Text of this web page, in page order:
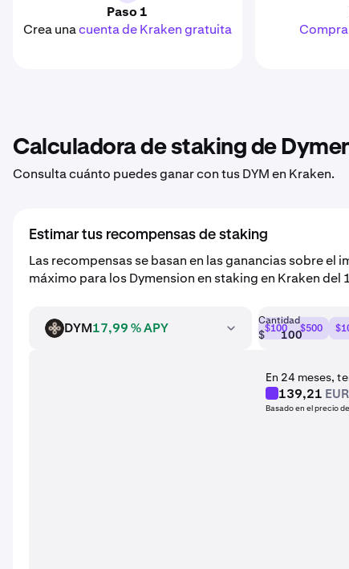
Paso 1
Crea unacuenta de Kraken gratuita
Compra
Calculadora de staking de
Consulta cuánto puedes ganar con tus DYM en Kraken.
Estimar tus recompensas de staking
Las recompensas se basan en las ganancias sobre el
máximo para los Dymension en staking en Kraken del
DYM DYM17,99 % APY Cantidad
$$100 $500
En 24 meses,
139,21 EUR
Basado en el precio